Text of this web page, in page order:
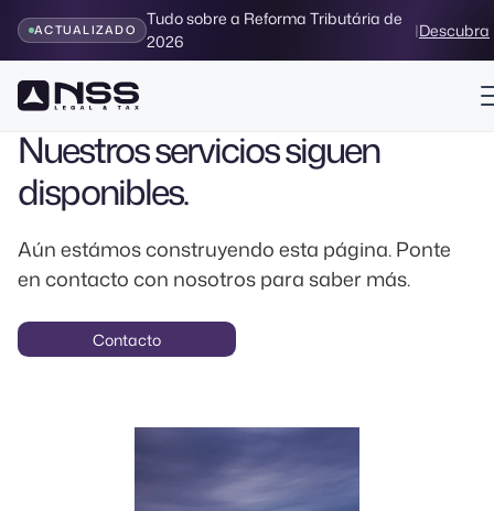
ACTUALIZADO
Tudo sobre a Reforma Tributária de
2026
|Descubra
Página en Construcción
Nuestros servicios siguen
disponibles.
Aún estámos construyendo esta página. Ponte
en contacto con nosotros para saber más.
Contacto